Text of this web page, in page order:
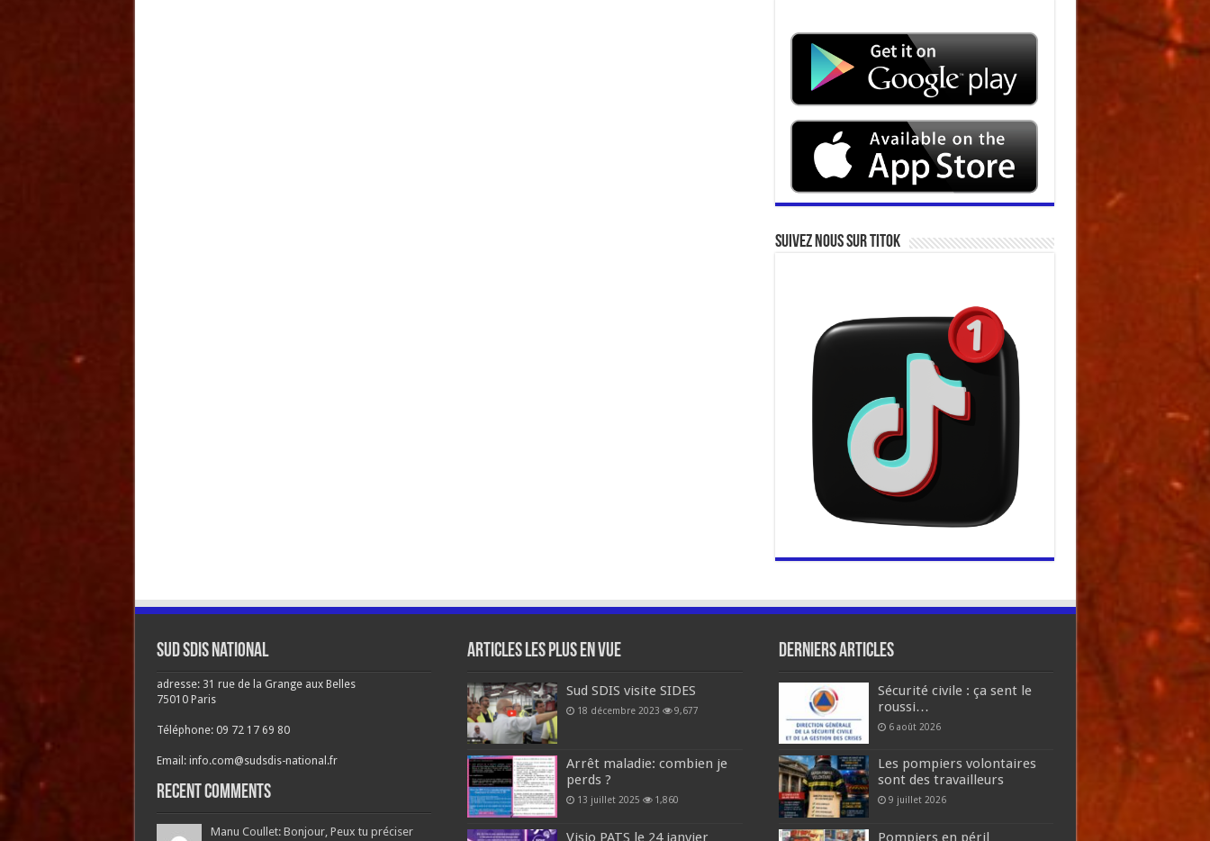
Suivez nous sur Titok
Sud SDIS national
adresse: 31 rue de la Grange aux Belles
75010 Paris
Téléphone: 09 72 17 69 80
Email: info.com@sudsdis-national.fr
Recent Comments
Manu Coullet: Bonjour, Peux tu préciser
Articles les plus en vue
Sud SDIS visite SIDES
18 décembre 2023 9,677
Arrêt maladie: combien je
perds ?
13 juillet 2025 1,860
Visio PATS le 24 janvier
Derniers articles
Sécurité civile : ça sent le
roussi…
6 août 2026
Les pompiers volontaires
sont des travailleurs
9 juillet 2026
Pompiers en péril